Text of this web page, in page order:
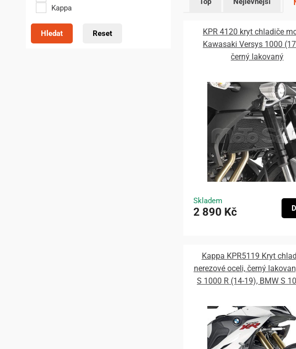
Kappa
Hledat Reset
KPR 4120 kryt chladiče
Kawasaki Versys 1000
černý lakovaný
Skladem
2 890 Kč
Kappa KPR5119 Kryt
nerezové oceli, černý
S 1000 R (14-19), BMW S